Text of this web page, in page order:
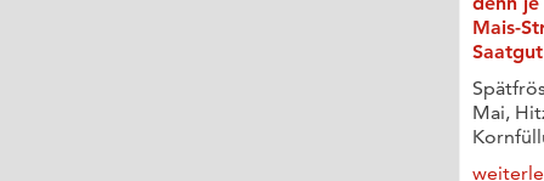
Mais-
Saatgut
Mai,